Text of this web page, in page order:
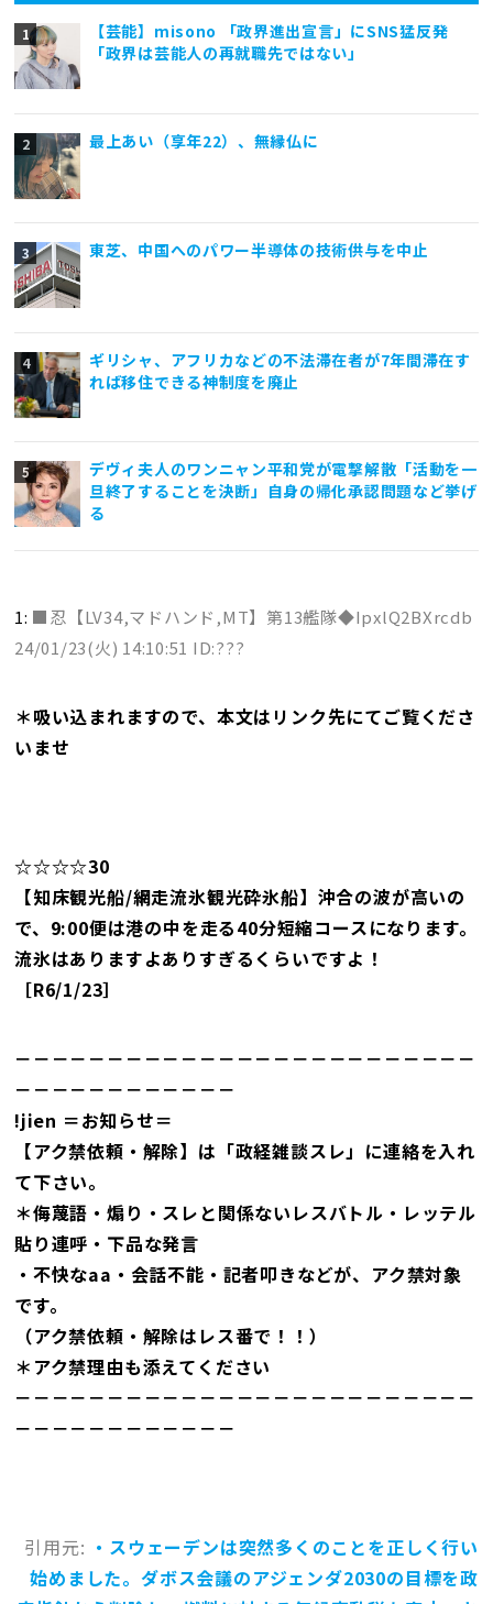
【芸能】misono 「政界進出宣言」にSNS猛反発
「政界は芸能人の再就職先ではない」
最上あい（享年22）、無縁仏に
東芝、中国へのパワー半導体の技術供与を中止
ギリシャ、アフリカなどの不法滞在者が7年間滞在す
れば移住できる神制度を廃止
デヴィ夫人のワンニャン平和党が電撃解散「活動を一
旦終了することを決断」自身の帰化承認問題など挙げ
る
1: ■忍【LV34,マドハンド,MT】第13艦隊◆IpxlQ2BXrcdb
24/01/23(火) 14:10:51 ID:???
＊吸い込まれますので、本文はリンク先にてご覧くださ
いませ
☆☆☆☆30
【知床観光船/網走流氷観光砕氷船】沖合の波が高いの
で、9:00便は港の中を走る40分短縮コースになります。
流氷はありますよありすぎるくらいですよ！
［R6/1/23］
－－－－－－－－－－－－－－－－－－－－－－－－－
－－－－－－－－－－－－
!jien ＝お知らせ＝
【アク禁依頼・解除】は「政経雑談スレ」に連絡を入れ
て下さい。
＊侮蔑語・煽り・スレと関係ないレスバトル・レッテル
貼り連呼・下品な発言
・不快なaa・会話不能・記者叩きなどが、アク禁対象
です。
（アク禁依頼・解除はレス番で！！）
＊アク禁理由も添えてください
－－－－－－－－－－－－－－－－－－－－－－－－－
－－－－－－－－－－－－
引用元: ・スウェーデンは突然多くのことを正しく行い
始めました。ダボス会議のアジェンダ2030の目標を政